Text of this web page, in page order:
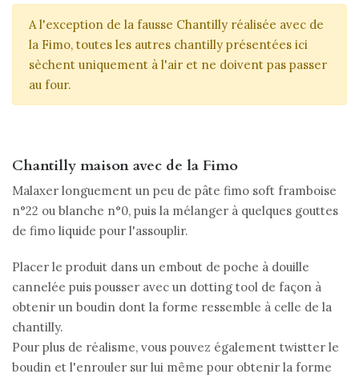
A l'exception de la fausse Chantilly réalisée avec de
la Fimo, toutes les autres chantilly présentées ici
sèchent uniquement à l'air et ne doivent pas passer
au four.
Chantilly maison avec de la Fimo
Malaxer longuement un peu de pâte fimo soft framboise
n°22 ou blanche n°0, puis la mélanger à quelques gouttes
de fimo liquide pour l'assouplir.
Placer le produit dans un embout de poche à douille
cannelée puis pousser avec un dotting tool de façon à
obtenir un boudin dont la forme ressemble à celle de la
chantilly.
Pour plus de réalisme, vous pouvez également twistter le
boudin et l'enrouler sur lui même pour obtenir la forme